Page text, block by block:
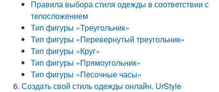
Правила выбора стиля одежды в соответствии с
телосложением
Тип фигуры «Треугольник»
Тип фигуры «Перевернутый треугольник»
Тип фигуры «Круг»
Тип фигуры «Прямоугольник»
Тип фигуры «Песочные часы»
Создать свой стиль одежды онлайн. UrStyle